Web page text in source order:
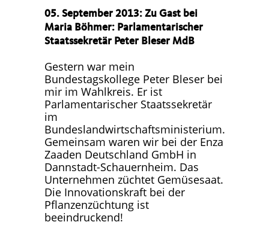
05. September 2013: Zu Gast bei
Maria Böhmer: Parlamentarischer
Staatssekretär Peter Bleser MdB
Gestern war mein
Bundestagskollege Peter Bleser bei
mir im Wahlkreis. Er ist
Parlamentarischer Staatssekretär
im
Bundeslandwirtschaftsministerium.
Gemeinsam waren wir bei der Enza
Zaaden Deutschland GmbH in
Dannstadt-Schauernheim. Das
Unternehmen züchtet Gemüsesaat.
Die Innovationskraft bei der
Pflanzenzüchtung ist
beeindruckend!